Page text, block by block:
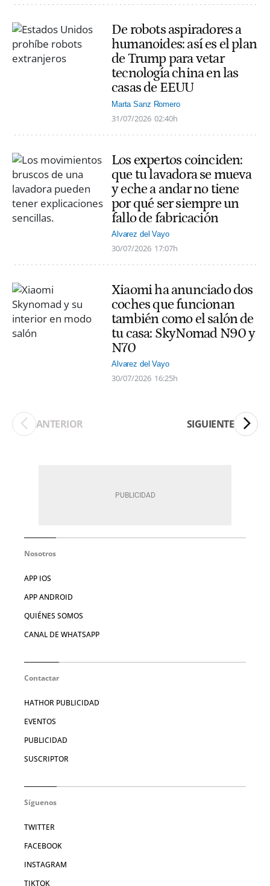
De robots aspiradores a
humanoides: así es el plan
de Trump para vetar
tecnología china en las
casas de EEUU
Marta Sanz Romero
31/07/2026 02:40h
Los expertos coinciden:
que tu lavadora se mueva
y eche a andar no tiene
por qué ser siempre un
fallo de fabricación
Alvarez del Vayo
30/07/2026 17:07h
Xiaomi ha anunciado dos
coches que funcionan
también como el salón de
tu casa: SkyNomad N90 y
N70
Alvarez del Vayo
30/07/2026 16:25h
ANTERIOR SIGUIENTE
Nosotros
APP IOS
APP ANDROID
QUIÉNES SOMOS
CANAL DE WHATSAPP
Contactar
HATHOR PUBLICIDAD
EVENTOS
PUBLICIDAD
SUSCRIPTOR
Síguenos
TWITTER
FACEBOOK
INSTAGRAM
TIKTOK